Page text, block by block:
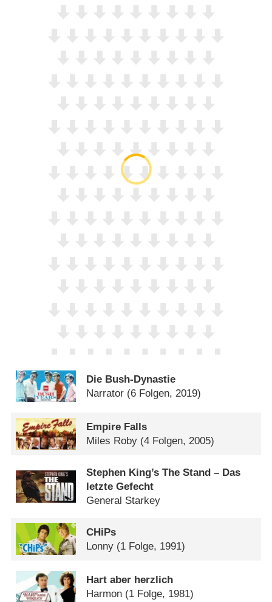
Die Bush-Dynastie
Narrator (6 Folgen, 2019)
Empire Falls
Miles Roby (4 Folgen, 2005)
Stephen King’s The Stand – Das
letzte Gefecht
General Starkey
CHiPs
Lonny (1 Folge, 1991)
Hart aber herzlich
Harmon (1 Folge, 1981)